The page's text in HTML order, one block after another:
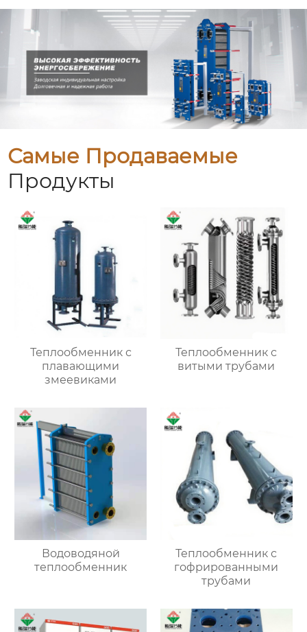
Самые Продаваемые
Продукты
Теплообменник с
плавающими
змеевиками
Теплообменник с
витыми трубами
Водоводяной
теплообменник
Теплообменник с
гофрированными
трубами